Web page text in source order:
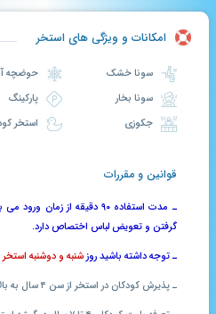
امکانات و ویژگی های استخر
سونا خشک
سونا بخار
جکوزی
حوضچه آب سرد
پارکینگ
قوانین و مقررات
گرفتن و تعویض لباس اختصاص دارد.
ـ توجه داشته باشید روزشنبه و دوشنبه
ـ پذیرش کودکان در استخر از سن ۴ سال به بالا امکان پذیر است.